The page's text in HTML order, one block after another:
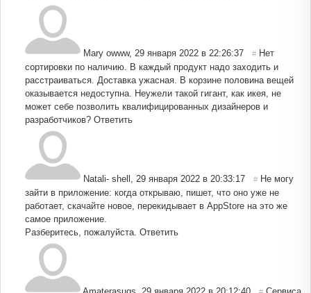
Mary owww, 29 января 2022 в 22:26:37 # Нет
сортировки по наличию. В каждый продукт надо заходить и
расстраиваться. Доставка ужасная. В корзине половина вещей
оказывается недоступна. Неужели такой гигант, как икея, не
может себе позволить квалифицированных дизайнеров и
разработчиков? Ответить
Natali- shell 29 января 2022 в 20:33:17 # Не могу
зайти в приложение: когда открываю, пишет, что оно уже не
работает, скачайте новое, перекидывает в AppStore на это же
самое приложение.
Разберитесь, пожалуйста. Ответить
Amaterasugs 29 января 2022 в 20:12:40 # Сервиса